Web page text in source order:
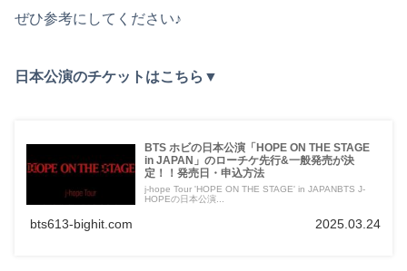
ぜひ参考にしてください♪
日本公演のチケットはこちら▼
BTS ホビの日本公演「HOPE ON THE STAGE
in JAPAN」のローチケ先行&一般発売が決
定！！発売日・申込方法
j-hope Tour 'HOPE ON THE STAGE' in JAPANBTS J-
HOPEの日本公演...
bts613-bighit.com 2025.03.24